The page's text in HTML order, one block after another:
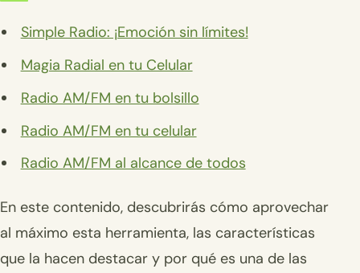
Simple Radio: ¡Emoción sin límites!
Magia Radial en tu Celular
Radio AM/FM en tu bolsillo
Radio AM/FM en tu celular
Radio AM/FM al alcance de todos
En este contenido, descubrirás cómo aprovechar
al máximo esta herramienta, las características
que la hacen destacar y por qué es una de las